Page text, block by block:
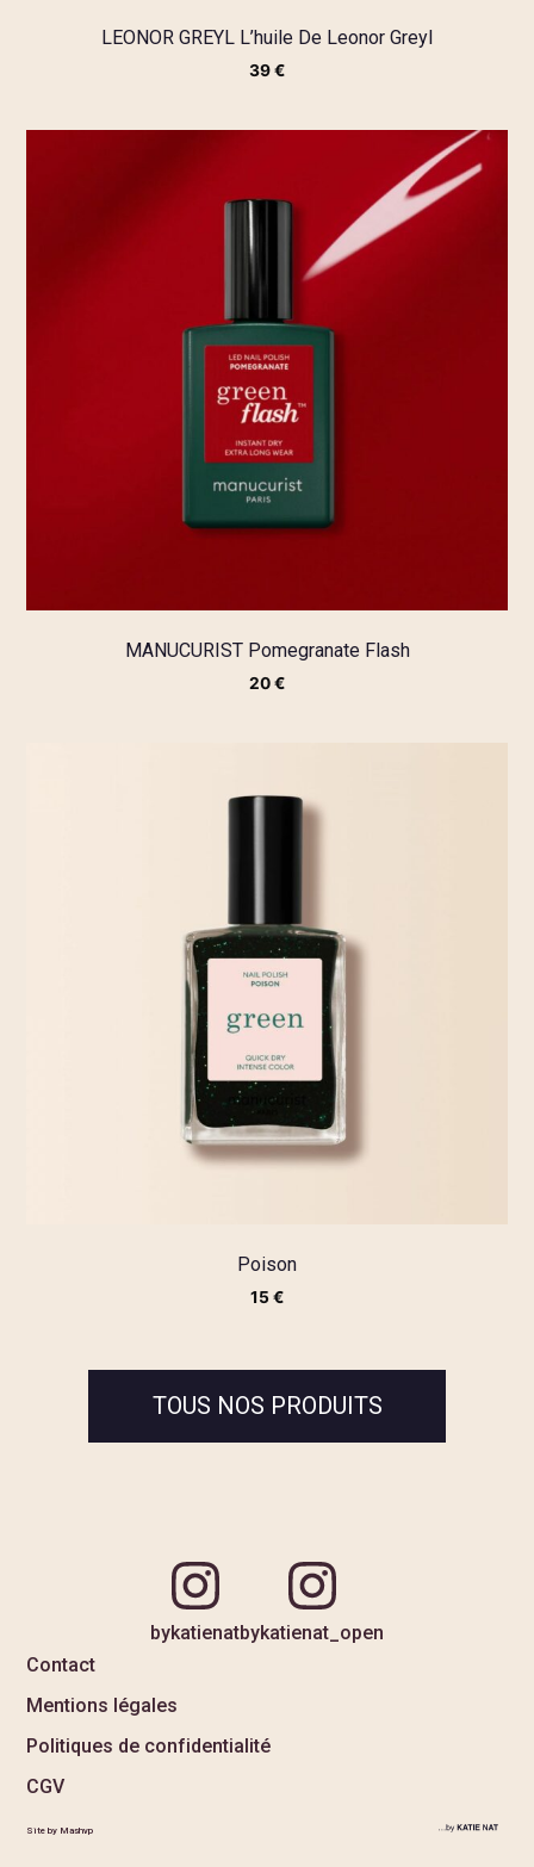
LEONOR GREYL L’huile De Leonor Greyl
39€
MANUCURIST Pomegranate Flash
20€
Poison
15€
TOUS NOS PRODUITS
bykatienatbykatienat_open
Contact
Mentions légales
Politiques de confidentialité
CGV
Site by Mashvp